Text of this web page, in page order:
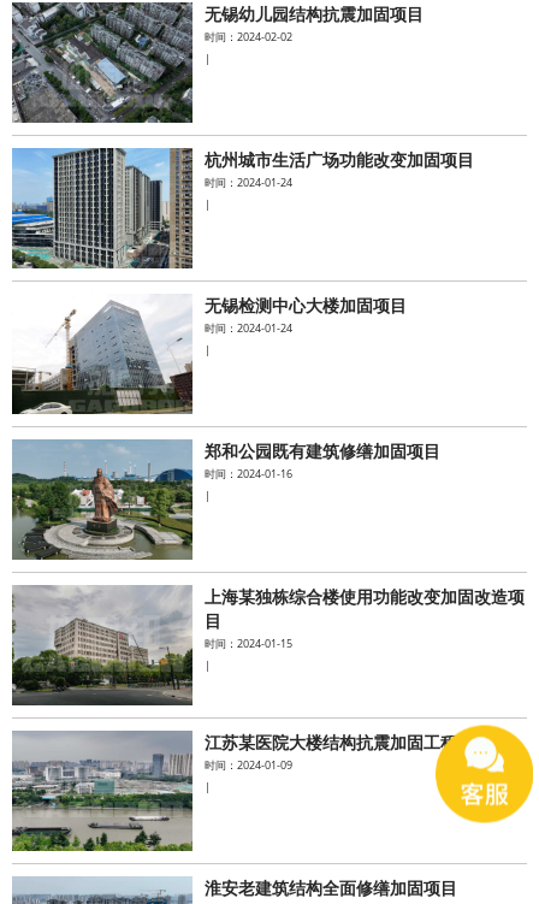
无锡幼儿园结构抗震加固项目
时间：2024-02-02
|
杭州城市生活广场功能改变加固项目
时间：2024-01-24
|
无锡检测中心大楼加固项目
时间：2024-01-24
|
郑和公园既有建筑修缮加固项目
时间：2024-01-16
|
上海某独栋综合楼使用功能改变加固改造项
目
时间：2024-01-15
|
江苏某医院大楼结构抗震加固工程
时间：2024-01-09
|
淮安老建筑结构全面修缮加固项目